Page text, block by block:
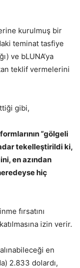
kurulmuş bir
teminat tasfiye
ve bLUNA’ya
teklif vermelerini
gibi,
“gölgeli
tekelleştirildi ki,
en azından
hiç
fırsatını
izin verir.
en
2.833 dolardı,